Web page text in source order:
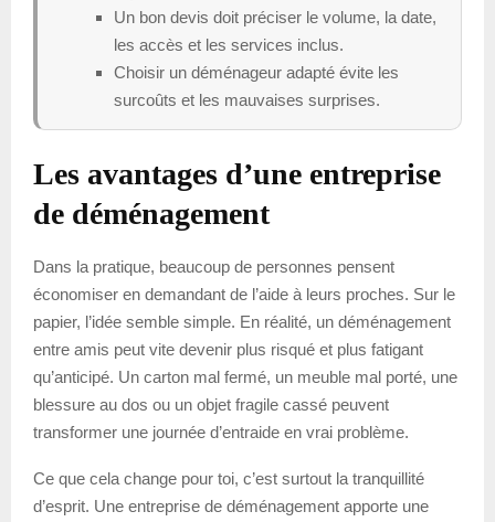
Un bon devis doit préciser le volume, la date,
les accès et les services inclus.
Choisir un déménageur adapté évite les
surcoûts et les mauvaises surprises.
Les avantages d’une entreprise
de déménagement
Dans la pratique, beaucoup de personnes pensent
économiser en demandant de l’aide à leurs proches. Sur le
papier, l’idée semble simple. En réalité, un déménagement
entre amis peut vite devenir plus risqué et plus fatigant
qu’anticipé. Un carton mal fermé, un meuble mal porté, une
blessure au dos ou un objet fragile cassé peuvent
transformer une journée d’entraide en vrai problème.
Ce que cela change pour toi, c’est surtout la tranquillité
d’esprit. Une entreprise de déménagement apporte une